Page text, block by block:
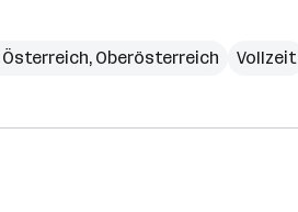
Österreich, Oberösterreich Vollzeit